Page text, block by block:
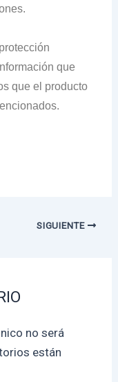
que
que el producto
SIGUIENTE
no será
están